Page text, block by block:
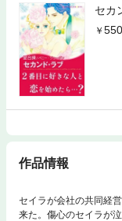
セカ
550
作品情報
セイラが会社の共同経
来た。傷心のセイラが